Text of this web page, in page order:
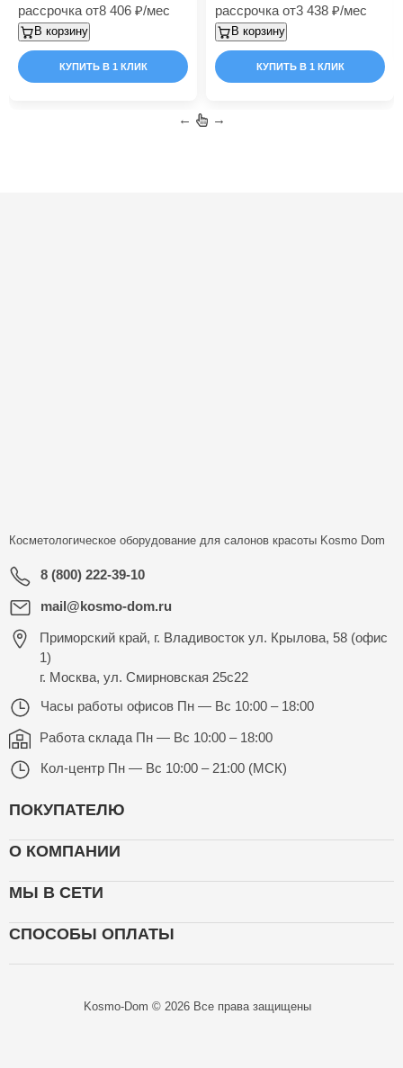
рассрочка от8 406 /мес
В корзину
КУПИТЬ В 1 КЛИК
рассрочка от3 438 /мес
В корзину
КУПИТЬ В 1 КЛИК
← →
Косметологическое оборудование для салонов красоты Kosmo Dom
8 (800) 222-39-10
mail@kosmo-dom.ru
Приморский край, г. Владивосток ул. Крылова, 58 (офис
1)
г. Москва, ул. Смирновская 25с22
Часы работы офисов Пн — Вс 10:00 – 18:00
Работа склада Пн — Вс 10:00 – 18:00
Кол-центр Пн — Вс 10:00 – 21:00 (МСК)
ПОКУПАТЕЛЮ
О КОМПАНИИ
МЫ В СЕТИ
СПОСОБЫ ОПЛАТЫ
Kosmo-Dom © 2026 Все права защищены